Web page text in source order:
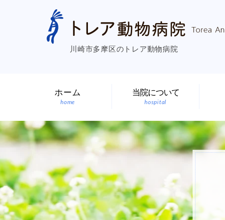
川崎市多摩区のトレア動物病院
ホーム
home
当院について
hospital